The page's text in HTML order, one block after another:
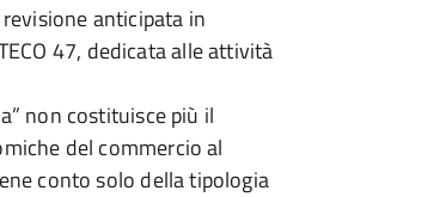
anticipata in
47, dedicata alle attività
non costituisce più il
del commercio al
conto solo della tipologia